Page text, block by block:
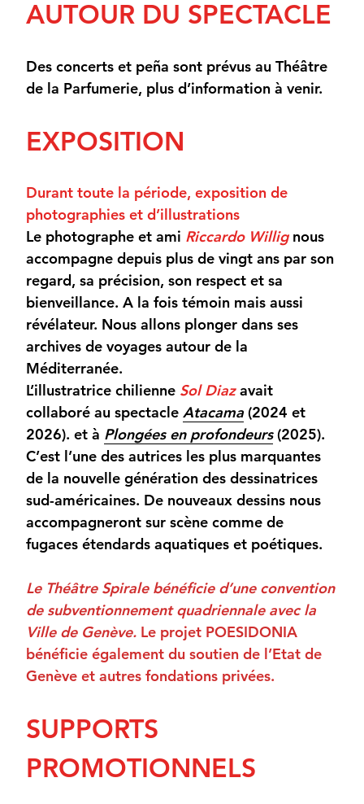
AUTOUR DU SPECTACLE
Des concerts et peña sont prévus au Théâtre
de la Parfumerie, plus d’information à venir.
EXPOSITION
Durant toute la période, exposition de
photographies et d’illustrations
Le photographe et ami Riccardo Willignous
accompagne depuis plus de vingt ans par son
regard, sa précision, son respect et sa
bienveillance. A la fois témoin mais aussi
révélateur. Nous allons plonger dans ses
archives de voyages autour de la
Méditerranée.
L’illustratrice chilienne Sol Diaz avait
collaboré au spectacle Atacama (2024 et
2026). et à Plongées en profondeurs (2025).
C’est l’une des autrices les plus marquantes
de la nouvelle génération des dessinatrices
sud-américaines. De nouveaux dessins nous
accompagneront sur scène comme de
fugaces étendards aquatiques et poétiques.
Le Théâtre Spirale bénéficie d’une convention
de subventionnement quadriennale avec la
Ville de Genève. Le projet POESIDONIA
bénéficie également du soutien de l’Etat de
Genève et autres fondations privées.
SUPPORTS
PROMOTIONNELS